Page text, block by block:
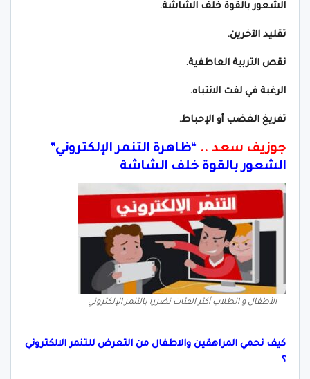
الشعور بالقوة خلف الشاشة.
تقليد الآخرين.
نقص التربية العاطفية.
الرغبة في لفت الانتباه.
تفريغ الغضب أو الإحباط.
جوزيف سعد .. “ظاهرة التنمر الإلكتروني”
الشعور بالقوة خلف الشاشة
الأطفال و الطلاب أكثر الفئات تضررا بالتنمر الإلكتروني
كيف نحمي المراهقين والاطفال من التعرض للتنمر الالكتروني
؟